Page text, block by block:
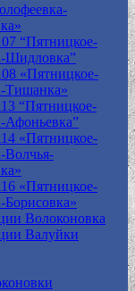
“Пятницкое-
Шидловка”
«Пятницкое-
Тишанка»
“Пятницкое-
Афоньевка”
«Пятницкое-
Волчья-
«Пятницкое-
Борисовка»
Волоконовка
Валуйки